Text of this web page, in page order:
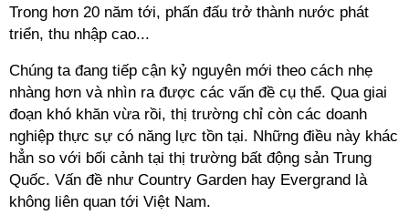
Trong hơn 20 năm tới, phấn đấu trở thành nước phát
triển, thu nhập cao...
Chúng ta đang tiếp cận kỷ nguyên mới theo cách nhẹ
nhàng hơn và nhìn ra được các vấn đề cụ thể. Qua giai
đoạn khó khăn vừa rồi, thị trường chỉ còn các doanh
nghiệp thực sự có năng lực tồn tại. Những điều này khác
hẳn so với bối cảnh tại thị trường bất động sản Trung
Quốc. Vấn đề như Country Garden hay Evergrand là
không liên quan tới Việt Nam.